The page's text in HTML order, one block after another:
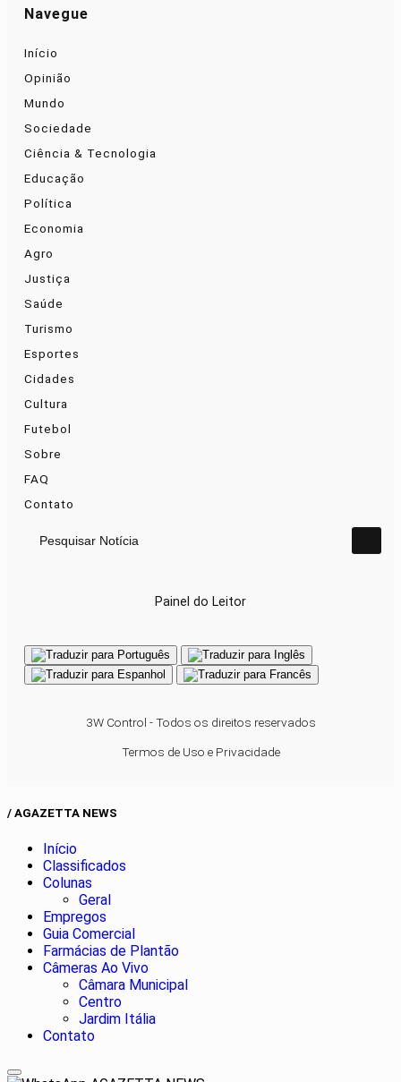
Navegue
Início
Opinião
Mundo
Sociedade
Ciência & Tecnologia
Educação
Política
Economia
Agro
Justiça
Saúde
Turismo
Esportes
Cidades
Cultura
Futebol
Sobre
FAQ
Contato
Pesquisar Notícia
Painel do Leitor
3W Control - Todos os direitos reservados
Termos de Uso e Privacidade
/ AGAZETTA NEWS
Início
Classificados
Colunas
Geral
Empregos
Guia Comercial
Farmácias de Plantão
Câmeras Ao Vivo
Câmara Municipal
Centro
Jardim Itália
Contato